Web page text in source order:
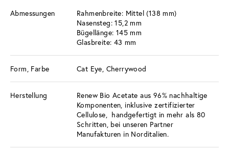
Abmessungen
Rahmenbreite: Mittel (138 mm)
Nasensteg: 15,2 mm
Bügellänge: 145 mm
Glasbreite: 43 mm
Form, Farbe Cat Eye, Cherrywood
Herstellung
Renew Bio Acetate aus 96% nachhaltige
Komponenten, inklusive zertifizierter
Cellulose, handgefertigt in mehr als 80
Schritten, bei unseren Partner
Manufakturen in Norditalien.